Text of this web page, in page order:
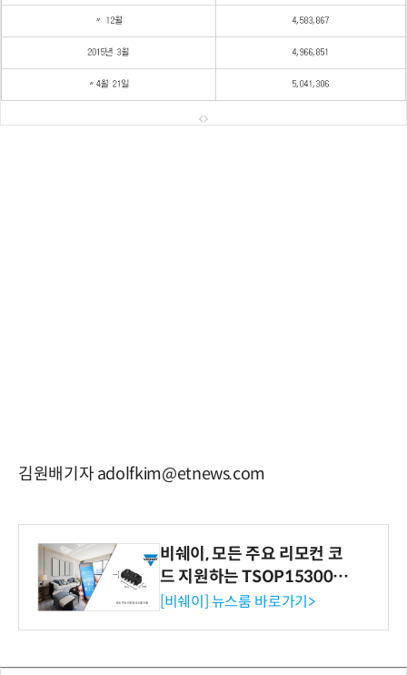
김원배기자 adolfkim@etnews.com
비쉐이, 모든 주요 리모컨 코
드 지원하는 TSOP15300 시
리즈 IR 수신기 출시
[비쉐이] 뉴스룸 바로가기>